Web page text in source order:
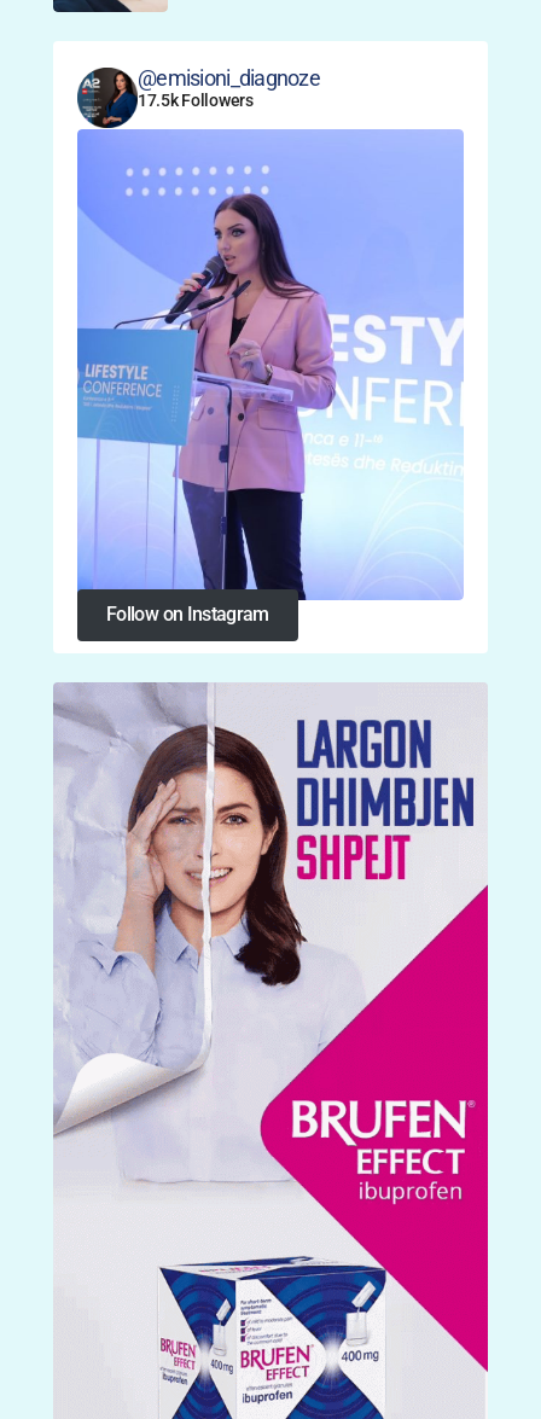
@emisioni_diagnoze
17.5k Followers
Follow on Instagram
Follow on Instagram